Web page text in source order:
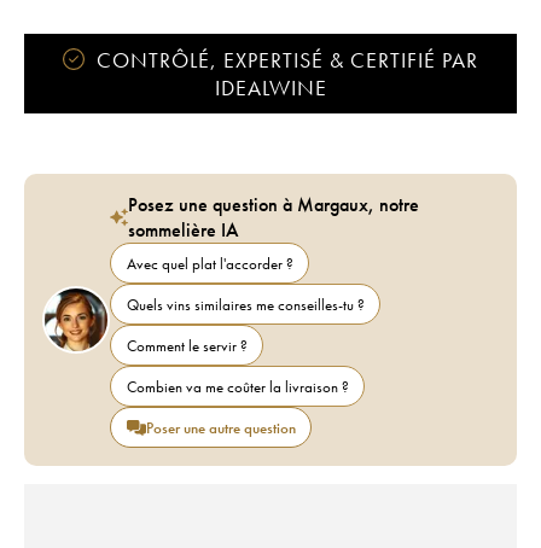
CONTRÔLÉ, EXPERTISÉ & CERTIFIÉ PAR
IDEALWINE
Posez une question à Margaux, notre
sommelière IA
Avec quel plat l'accorder ?
Quels vins similaires me conseilles-tu ?
Comment le servir ?
Combien va me coûter la livraison ?
Poser une autre question